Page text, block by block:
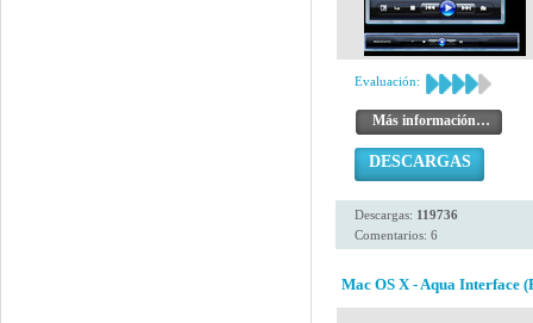
Evaluación:
Más información…
DESCARGAS
Descargas: 119736
Comentarios: 6
Mac OS X - Aqua Interface